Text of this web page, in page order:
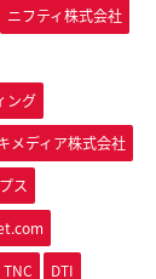
ニフティ株式会社
ング
メディア株式会社
ス
TNC DTI